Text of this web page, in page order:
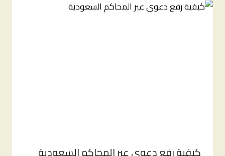
كيفية رفع دعوى عبر المحاكم السعودية